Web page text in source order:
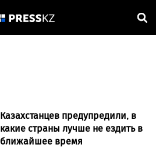
Казахстанцев предупредили, в
какие страны лучше не ездить в
ближайшее время